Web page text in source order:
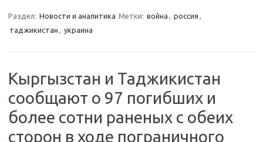
Раздел: Новости и аналитика Метки: война , россия ,
таджикистан , украина
Кыргызстан и Таджикистан
сообщают о 97 погибших и
более сотни раненых с обеих
сторон в ходе пограничного